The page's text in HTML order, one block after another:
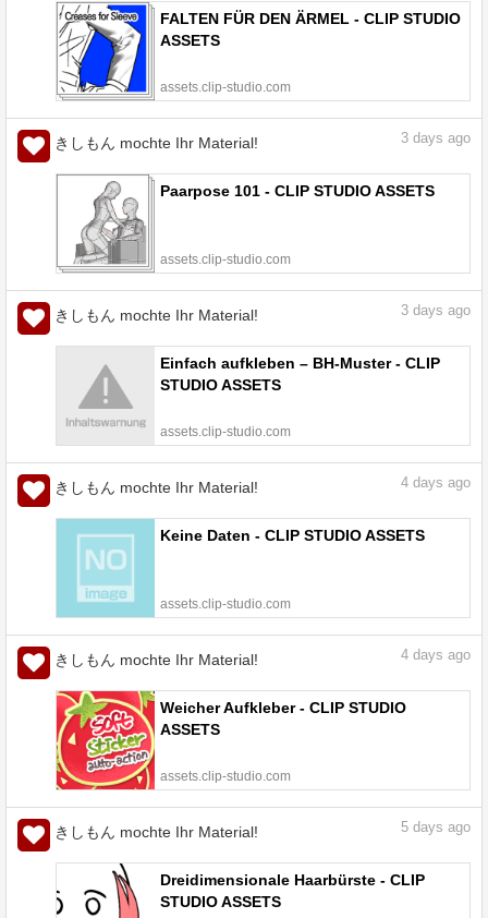
FALTEN FÜR DEN ÄRMEL - CLIP STUDIO
ASSETS
assets.clip-studio.com
きしもん mochte Ihr Material! 3 days ago
Paarpose 101 - CLIP STUDIO ASSETS
assets.clip-studio.com
きしもん mochte Ihr Material! 3 days ago
Einfach aufkleben – BH-Muster - CLIP
STUDIO ASSETS
assets.clip-studio.com
きしもん mochte Ihr Material! 4 days ago
Keine Daten - CLIP STUDIO ASSETS
assets.clip-studio.com
きしもん mochte Ihr Material! 4 days ago
Weicher Aufkleber - CLIP STUDIO
ASSETS
assets.clip-studio.com
きしもん mochte Ihr Material! 5 days ago
Dreidimensionale Haarbürste - CLIP
STUDIO ASSETS